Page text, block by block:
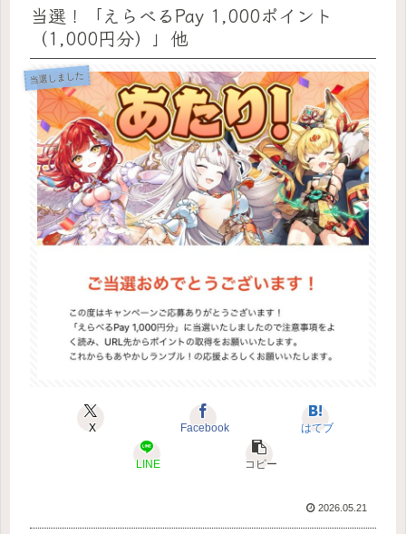
当選！「えらべるPay 1,000ポイント
（1,000円分）」他
当選しました
X Facebook はてブ
LINE コピー
2026.05.21